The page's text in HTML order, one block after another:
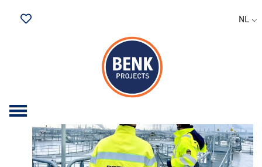
NL
Archive for juni, 2025